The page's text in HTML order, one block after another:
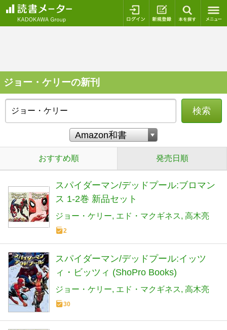
ログイン 新規登録
ジョー・ケリーの新刊
検索
おすすめ順 発売日順
スパイダーマン/デッドプール:ブロマン
ス 1-2巻 新品セット
ジョー・ケリー エド・マクギネス 高木亮
2
スパイダーマン/デッドプール:イッツ
ィ・ビッツィ (ShoPro Books)
ジョー・ケリー エド・マクギネス 高木亮
30